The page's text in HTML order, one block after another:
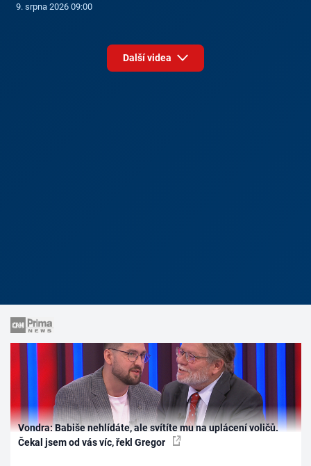
9. srpna 2026 09:00
Další videa
Vondra: Babiše nehlídáte, ale svítíte mu na uplácení voličů.
Čekal jsem od vás víc, řekl Gregor